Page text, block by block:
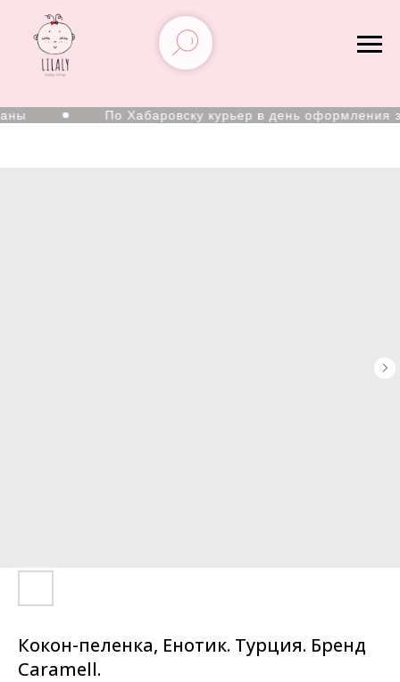
По Хабаровску курьер в день оформления
Кокон-пеленка, Енотик. Турция. Бренд
Caramell.